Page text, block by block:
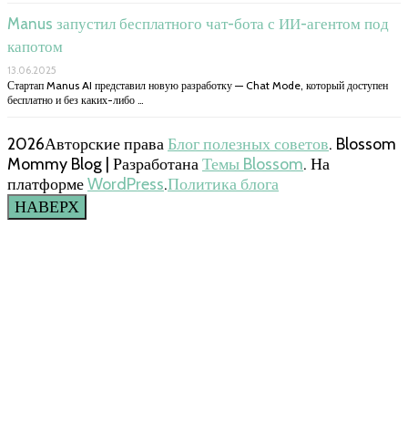
Manus запустил бесплатного чат-бота с ИИ-агентом под
капотом
13.06.2025
Стартап Manus AI представил новую разработку — Chat Mode, который доступен
бесплатно и без каких-либо …
2026Авторские праваБлог полезных советов. Blossom
Mommy Blog | РазработанаТемы Blossom. На
платформеWordPress.Политика блога
НАВЕРХ